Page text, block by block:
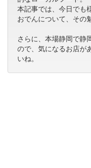
本記事では、今日でも
おでんについて、その
さらに、本場静岡で静
ので、気になるお店が
いね。